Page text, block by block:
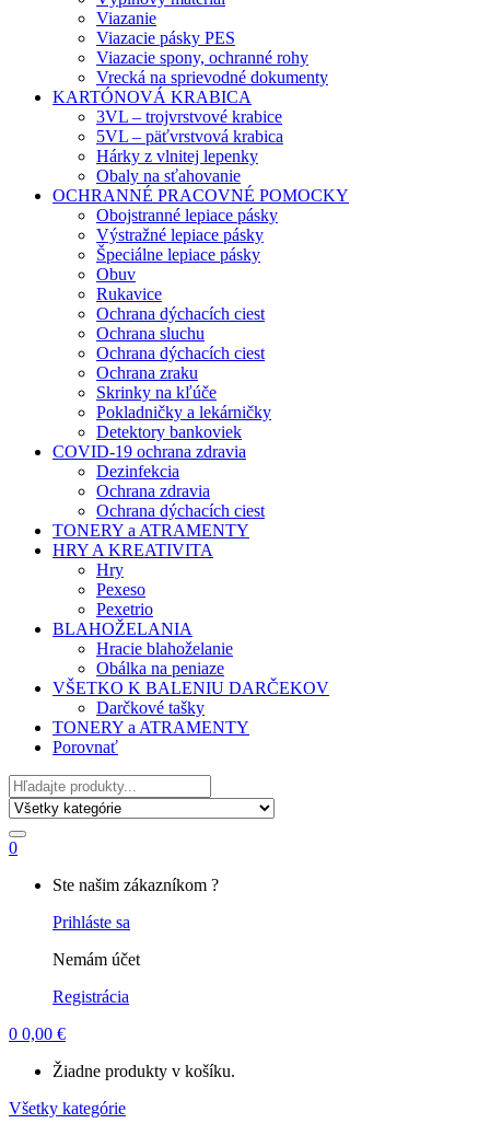
Viazanie
Viazacie pásky PES
Viazacie spony, ochranné rohy
Vrecká na sprievodné dokumenty
KARTÓNOVÁ KRABICA
3VL – trojvrstvové krabice
5VL – päťvrstvová krabica
Hárky z vlnitej lepenky
Obaly na sťahovanie
OCHRANNÉ PRACOVNÉ POMOCKY
Obojstranné lepiace pásky
Výstražné lepiace pásky
Špeciálne lepiace pásky
Obuv
Rukavice
Ochrana dýchacích ciest
Ochrana sluchu
Ochrana dýchacích ciest
Ochrana zraku
Skrinky na kľúče
Pokladničky a lekárničky
Detektory bankoviek
COVID-19 ochrana zdravia
Dezinfekcia
Ochrana zdravia
Ochrana dýchacích ciest
TONERY a ATRAMENTY
HRY A KREATIVITA
Hry
Pexeso
Pexetrio
BLAHOŽELANIA
Hracie blahoželanie
Obálka na peniaze
VŠETKO K BALENIU DARČEKOV
Darčkové tašky
TONERY a ATRAMENTY
Porovnať
Hľadať
0
Ste našim zákazníkom ?
Prihláste sa
Nemám účet
Registrácia
0 0,00 €
Žiadne produkty v košíku.
Všetky kategórie